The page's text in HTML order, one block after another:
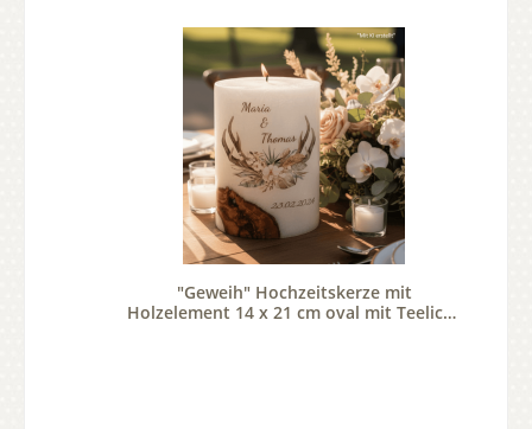
"Geweih" Hochzeitskerze mit
Holzelement 14 x 21 cm oval mit Teelicht